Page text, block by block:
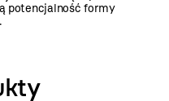
potencjalność formy